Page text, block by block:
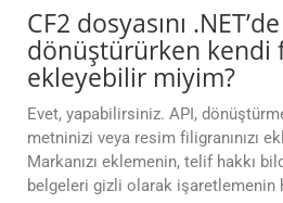
CF2 dosyasını .NET’de
dönüştürürken kendi
ekleyebilir miyim?
Evet, yapabilirsiniz. API,
metninizi veya resim filigranınızı
Markanızı eklemenin, telif hakkı
belgeleri gizli olarak işaretlemenin